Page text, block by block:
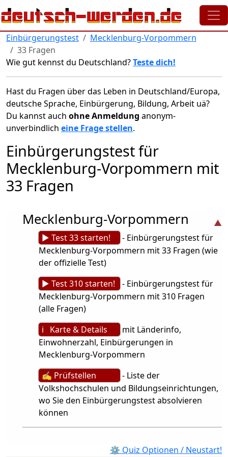
Direkt zum Inhalt
Einbürgerungstest
Mecklenburg-Vorpommern
33 Fragen
Wie gut kennst du Deutschland?Teste dich!
Hast du Fragen über das Leben in Deutschland/Europa,
deutsche Sprache, Einbürgerung, Bildung, Arbeit uä?
Du kannst auch ohne Anmeldung anonym-
unverbindlich eine Frage stellen.
Einbürgerungstest für
Mecklenburg-Vorpommern mit
33 Fragen
Mecklenburg-Vorpommern
► Test 33 starten!
- Einbürgerungstest für
Mecklenburg-Vorpommern mit 33 Fragen (wie
der offizielle Test)
► Test 310 starten!
- Einbürgerungstest für
Mecklenburg-Vorpommern mit 310 Fragen
(alle Fragen)
ℹ Karte & Details
mit Länderinfo,
Einwohnerzahl, Einbürgerungen in
Mecklenburg-Vorpommern
✍ Prüfstellen
- Liste der
Volkshochschulen und Bildungseinrichtungen,
wo Sie den Einbürgerungstest absolvieren
können
⚙ Quiz Optionen / Neustart!